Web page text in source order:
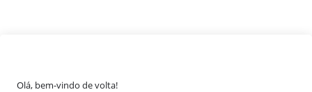
Olá, bem-vindo de volta!